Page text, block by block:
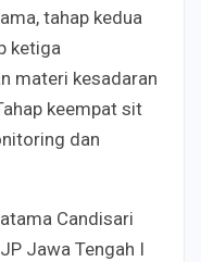
tahap kedua
ketiga
materi kesadaran
keempat sit
dan
Candisari
Jawa Tengah I